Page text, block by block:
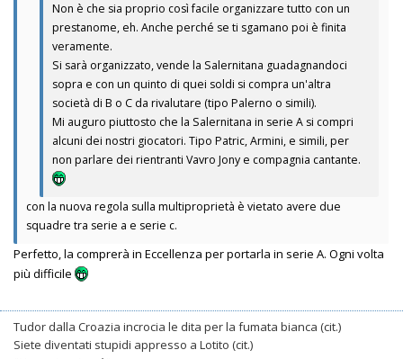
Non è che sia proprio così facile organizzare tutto con un
prestanome, eh. Anche perché se ti sgamano poi è finita
veramente.
Si sarà organizzato, vende la Salernitana guadagnandoci
sopra e con un quinto di quei soldi si compra un'altra
società di B o C da rivalutare (tipo Palerno o simili).
Mi auguro piuttosto che la Salernitana in serie A si compri
alcuni dei nostri giocatori. Tipo Patric, Armini, e simili, per
non parlare dei rientranti Vavro Jony e compagnia cantante.
con la nuova regola sulla multiproprietà è vietato avere due
squadre tra serie a e serie c.
Perfetto, la comprerà in Eccellenza per portarla in serie A. Ogni volta
più difficile
Tudor dalla Croazia incrocia le dita per la fumata bianca (cit.)
Siete diventati stupidi appresso a Lotito (cit.)